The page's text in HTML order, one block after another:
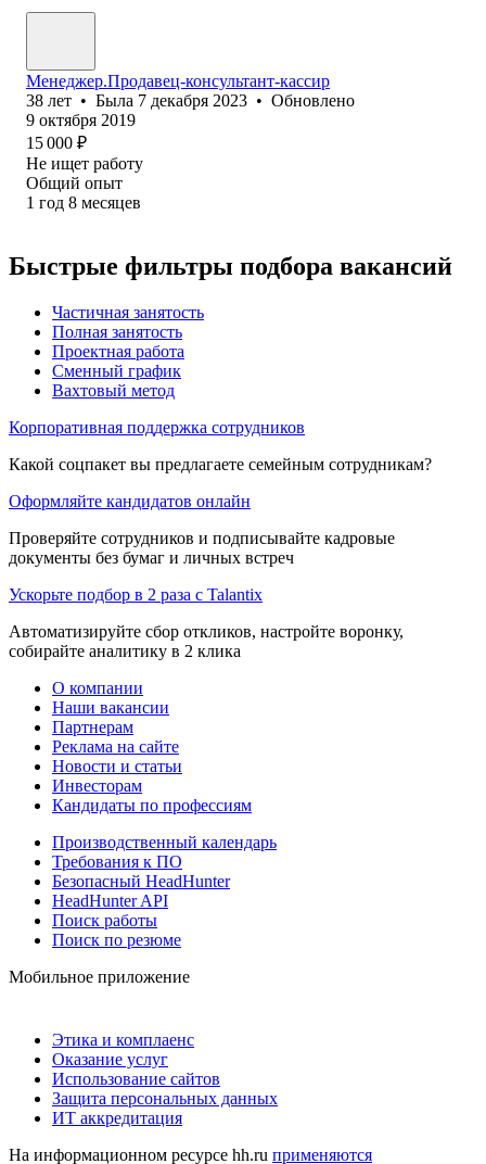
Менеджер.Продавец-консультант-кассир
38 лет • Была 7 декабря 2023 • Обновлено
9 октября 2019
15 000 ₽
Не ищет работу
Общий опыт
1 год 8 месяцев
Быстрые фильтры подбора вакансий
Частичная занятость
Полная занятость
Проектная работа
Сменный график
Вахтовый метод
Корпоративная поддержка сотрудников
Какой соцпакет вы предлагаете семейным сотрудникам?
Оформляйте кандидатов онлайн
Проверяйте сотрудников и подписывайте кадровые
документы без бумаг и личных встреч
Ускорьте подбор в 2 раза с Talantix
Автоматизируйте сбор откликов, настройте воронку,
собирайте аналитику в 2 клика
О компании
Наши вакансии
Партнерам
Реклама на сайте
Новости и статьи
Инвесторам
Кандидаты по профессиям
Производственный календарь
Требования к ПО
Безопасный HeadHunter
HeadHunter API
Поиск работы
Поиск по резюме
Мобильное приложение
Этика и комплаенс
Оказание услуг
Использование сайтов
Защита персональных данных
ИТ аккредитация
На информационном ресурсе hh.ru применяются